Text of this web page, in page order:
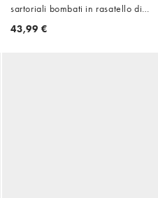
sartoriali bombati in rasatello di
cotone color prugna
43,99 €